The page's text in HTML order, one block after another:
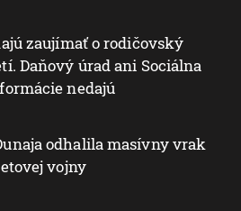
zaujímať o rodičovský
Daňový úrad ani Sociálna
nedajú
odhalila masívny vrak
vojny